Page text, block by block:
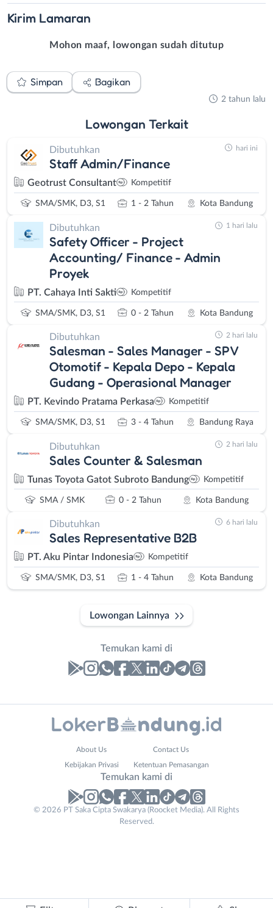
Kirim Lamaran
Mohon maaf, lowongan sudah ditutup
Simpan Bagikan
2 tahun lalu
Lowongan Terkait
Dibutuhkan
Staff Admin/Finance
Geotrust Consultant Kompetitif
SMA/SMK, D3, S1 1 - 2 Tahun Kota Bandung
hari ini
Dibutuhkan
Safety Officer - Project
Accounting/ Finance - Admin
Proyek
PT. Cahaya Inti Sakti Kompetitif
SMA/SMK, D3, S1 0 - 2 Tahun Kota Bandung
1 hari lalu
Dibutuhkan
Salesman - Sales Manager - SPV
Otomotif - Kepala Depo - Kepala
Gudang - Operasional Manager
PT. Kevindo Pratama Perkasa Kompetitif
SMA/SMK, D3, S1 3 - 4 Tahun Bandung Raya
2 hari lalu
Dibutuhkan
Sales Counter & Salesman
Tunas Toyota Gatot Subroto Bandung Kompetitif
SMA / SMK 0 - 2 Tahun Kota Bandung
2 hari lalu
Dibutuhkan
Sales Representative B2B
PT. Aku Pintar Indonesia Kompetitif
SMA/SMK, D3, S1 1 - 4 Tahun Kota Bandung
6 hari lalu
Lowongan Lainnya
Temukan kami di
Lowongan
No. Telp /
Asisten
Bandung
About Us Contact Us
Kebijakan Privasi Ketentuan Pemasangan
Temukan kami di
© 2026 PT Saka Cipta Swakarya (Roocket Media). All Rights
Reserved.